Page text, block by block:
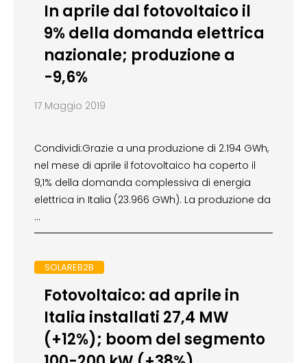
In aprile dal fotovoltaico il
9% della domanda elettrica
nazionale; produzione a
-9,6%
17 Maggio 2019
Condividi:Grazie a una produzione di 2.194 GWh,
nel mese di aprile il fotovoltaico ha coperto il
9,1% della domanda complessiva di energia
elettrica in Italia (23.966 GWh). La produzione da
…
SOLAREB2B
Fotovoltaico: ad aprile in
Italia installati 27,4 MW
(+12%); boom del segmento